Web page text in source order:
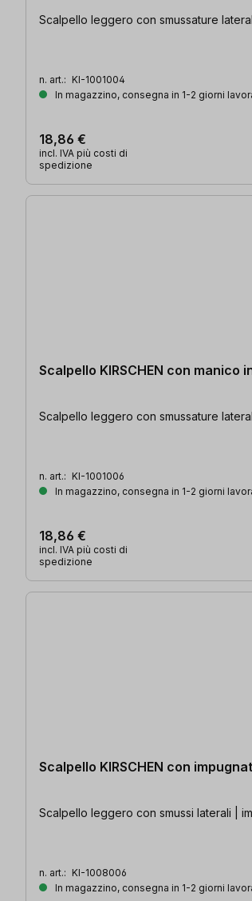
Scalpello leggero con smussature
n. art.: KI-1001004
In magazzino, consegna in 1-2 giorni
18,86 €
incl. IVA più costi di
spedizione
Scalpello KIRSCHEN con manico
Scalpello leggero con smussature
n. art.: KI-1001006
In magazzino, consegna in 1-2 giorni
18,86 €
incl. IVA più costi di
spedizione
Scalpello KIRSCHEN con
Scalpello leggero con smussi laterali |
n. art.: KI-1008006
In magazzino, consegna in 1-2 giorni